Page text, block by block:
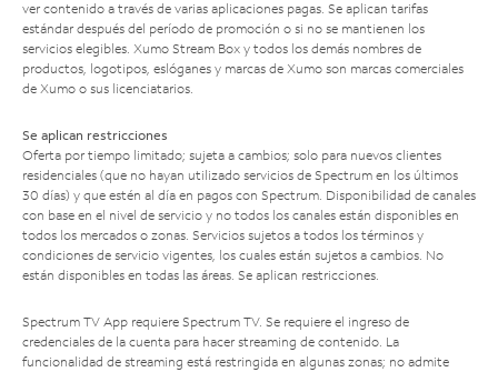
ver contenido a través de varias aplicaciones pagas. Se aplican tarifas
estándar después del período de promoción o si no se mantienen los
servicios elegibles. Xumo Stream Box y todos los demás nombres de
productos, logotipos, eslóganes y marcas de Xumo son marcas comerciales
de Xumo o sus licenciatarios.
Se aplican restricciones
Oferta por tiempo limitado; sujeta a cambios; solo para nuevos clientes
residenciales (que no hayan utilizado servicios de Spectrum en los últimos
30 días) y que estén al día en pagos con Spectrum. Disponibilidad de canales
con base en el nivel de servicio y no todos los canales están disponibles en
todos los mercados o zonas. Servicios sujetos a todos los términos y
condiciones de servicio vigentes, los cuales están sujetos a cambios. No
están disponibles en todas las áreas. Se aplican restricciones.
Spectrum TV App requiere Spectrum TV. Se requiere el ingreso de
credenciales de la cuenta para hacer streaming de contenido. La
funcionalidad de streaming está restringida en algunas zonas; no admite